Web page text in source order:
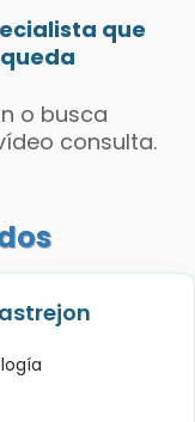
que
o busca
consulta.